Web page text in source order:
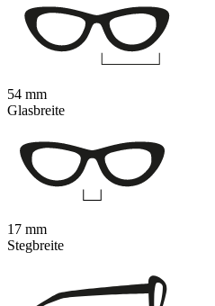
54 mm
Glasbreite
17 mm
Stegbreite